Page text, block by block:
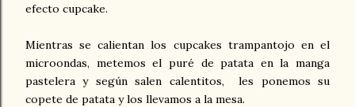
efecto cupcake.
Mientras se calientan los cupcakes trampantojo en el
microondas, metemos el puré de patata en la manga
pastelera y según salen calentitos, les ponemos su
copete de patata y los llevamos a la mesa.